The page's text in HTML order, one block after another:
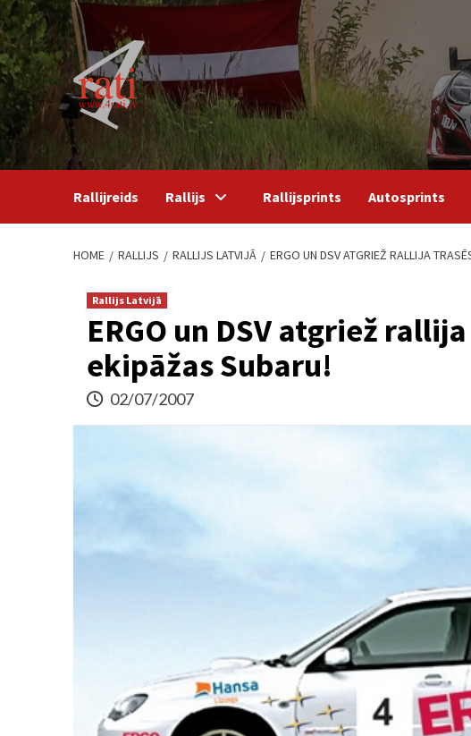
Skip
to
content
Rallijreids Rallijs Rallijsprints Autosprints
HOME RALLIJS RALLIJS LATVIJĀ ERGO UN DSV ATGRIEŽ RALLIJA
Rallijs Latvijā
ERGO un DSV atgriež
ekipāžas Subaru!
02/07/2007